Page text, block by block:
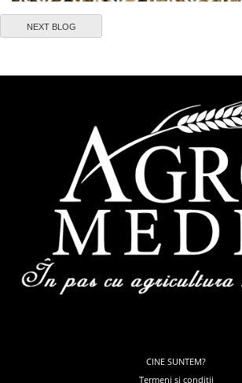
NEXT BLOG
CINE SUNTEM?
Termeni și condiții